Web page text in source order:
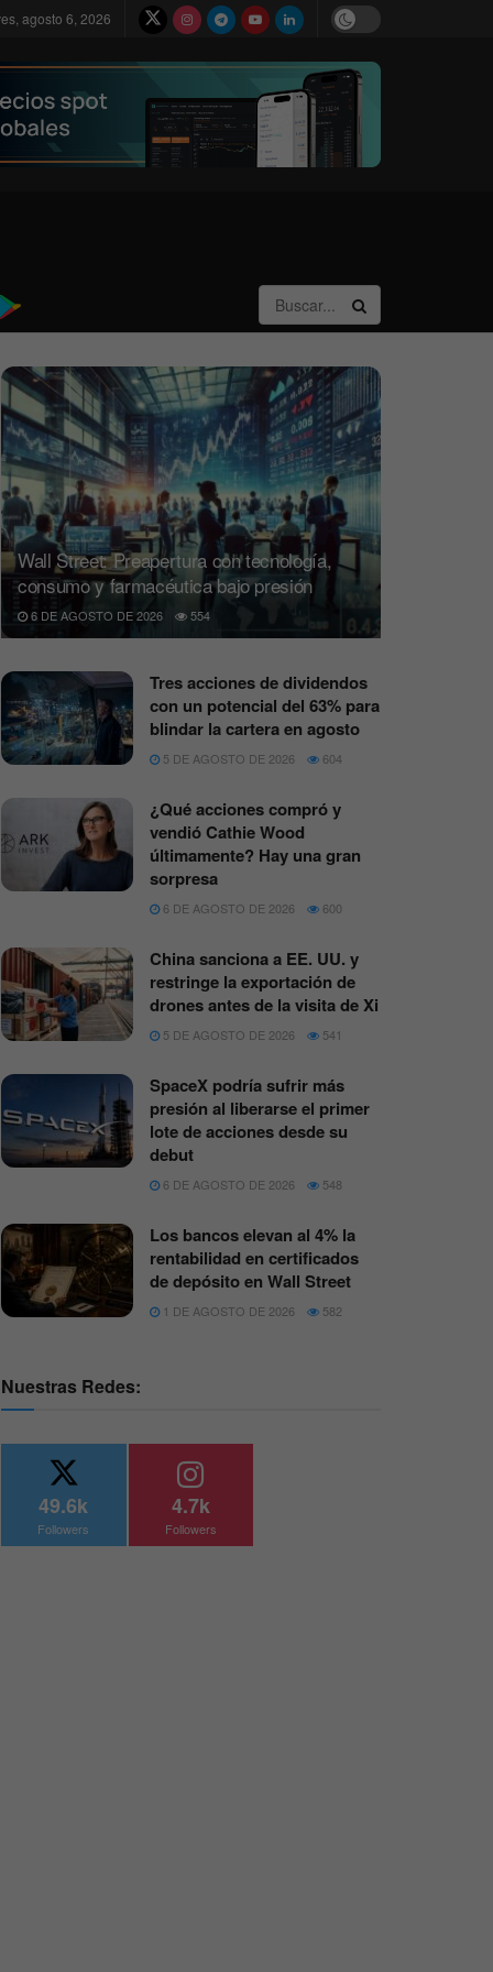
agosto 6, 2026
Wall Street: Preapertura con tecnología,
consumo y farmacéutica bajo presión
6 DE AGOSTO DE 2026 554
Tres acciones de dividendos
con un potencial del 63% para
blindar la cartera en agosto
5 DE AGOSTO DE 2026 604
¿Qué acciones compró y
vendió Cathie Wood
últimamente? Hay una gran
sorpresa
6 DE AGOSTO DE 2026 600
China sanciona a EE. UU. y
restringe la exportación de
drones antes de la visita de Xi
5 DE AGOSTO DE 2026 541
SpaceX podría sufrir más
presión al liberarse el primer
lote de acciones desde su
debut
6 DE AGOSTO DE 2026 548
Los bancos elevan al 4% la
rentabilidad en certificados
de depósito en Wall Street
1 DE AGOSTO DE 2026 582
Nuestras Redes:
49.6k
Followers
4.7k
Followers